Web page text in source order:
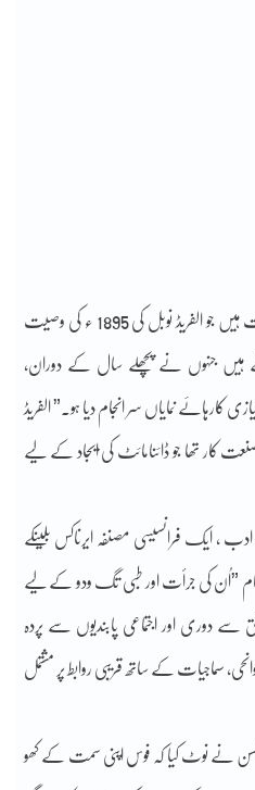
نوبل انعامات ، پانچ الگ الگ انعامات ہیں جو الفریڈ نوبل کی 1895 ء کی وصیت
ہیں جنہوں نے پچھلے سال کے دوران،
کارہائے نمایاں سر انجام دیا ہو۔” الفریڈ
کار تھا جو ڈائنامائٹ کی ایجاد کے لیے
برائے ادب ، ایک فرانسیسی مصنفہ ایرناکس بلینکے
”اُن کی جرأت اور طبی تگ ودو کے لیے
سے دوری اور اجتماعی پابندیوں سے پردہ
سماجیات کے ساتھ قریبی روابط پر مشتمل
اولسن نے نوٹ کیا کہ فوس اپنی سمت کے کھو